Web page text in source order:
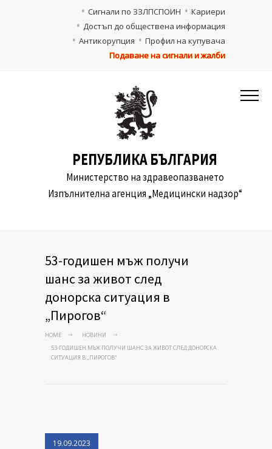
Кариери
Сигнали по ЗЗЛПСПОИН
Достъп до обществена информация
Профил на купувача
Антикорупция
Подаване на сигнали и жалби
РЕПУБЛИКА БЪЛГАРИЯ
Министерство на здравеопазването
Изпълнителна агенция „Медицински надзор“
53-годишен мъж получи
шанс за живот след
донорска ситуация в
„Пирогов“
HOME
НОВИНИ
53-ГОДИШЕН МЪЖ ПОЛУЧИ ШАНС ЗА ЖИВОТ СЛЕД ДОНОРСКА
СИТУАЦИЯ В „ПИРОГОВ“
19.09.2023